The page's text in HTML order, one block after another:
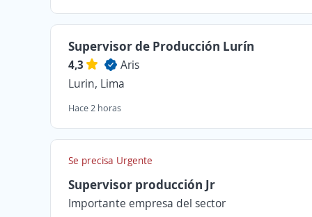
Supervisor de Producción Lurín
4,3
Aris
Lurin, Lima
Hace 2 horas
Se precisa Urgente
Supervisor producción Jr
Importante empresa del sector